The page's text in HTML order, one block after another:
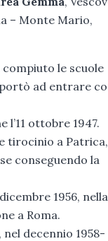
– Monte Mario,
compiuto le scuole
portò ad entrare
l’11 ottobre 1947.
tirocinio a
conseguendo la
1956, nella
a Roma.
decennio 1958-